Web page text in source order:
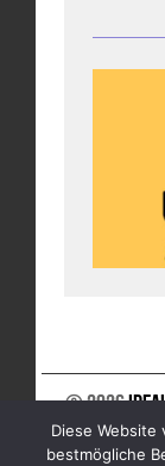
© 2026
Diese
bestmögliche